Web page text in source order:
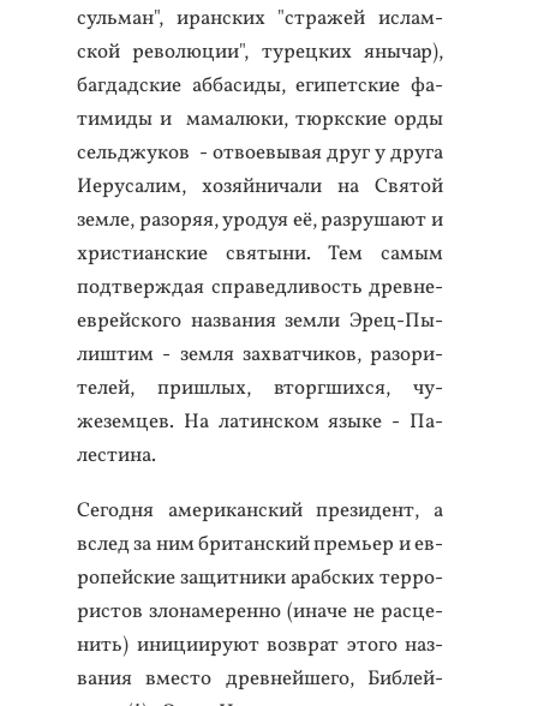
суль­ман", иран­ских "стра­жей ис­лам­
ской ре­волю­ции", ту­рец­ких яны­чар),
баг­дад­ские аб­ба­сиды, еги­пет­ские фа­
тими­ды и ма­малю­ки, тюрк­ские ор­ды
сель­джу­ков - от­во­евы­вая друг у дру­га
И­еру­салим, хо­зяй­ни­чали на Свя­той
зем­ле, ра­зоряя, уро­дуя её, раз­ру­ша­ют и
хрис­ти­ан­ские свя­тыни. Тем са­мым
под­тверждая спра­вед­ли­вость древ­не­
ев­рей­ско­го наз­ва­ния зем­ли Эрец-Пы­
лиш­тим - зем­ля зах­ватчи­ков, ра­зори­
телей, приш­лых, втор­гших­ся, чу­
жезем­цев. На ла­тин­ском язы­ке - Па­
лес­ти­на.
Се­год­ня аме­рикан­ский пре­зидент, а
вслед за ним бри­тан­ский премь­ер и ев­
ро­пей­ские за­щит­ни­ки араб­ских тер­ро­
рис­тов зло­наме­рен­но (ина­че не рас­це­
нить) ини­ци­иру­ют воз­врат это­го наз­
ва­ния вмес­то древ­ней­ше­го, Биб­лей­